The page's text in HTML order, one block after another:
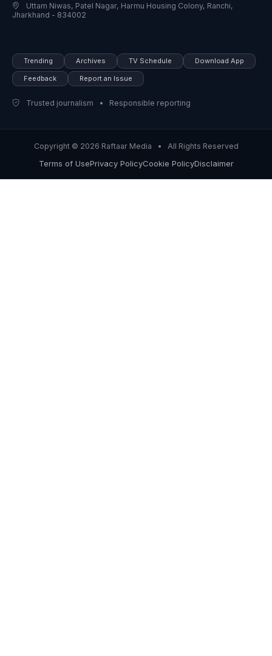
Uttam Niwas, Patel Nagar, Harmu Housing Colony, Ranchi,
Jharkhand - 834002
Trending Archives TV Schedule Download App
Feedback Report an Issue
Trusted journalism • Responsible reporting
Copyright © 2026 Raftaar Media • All Rights Reserved
Terms of UsePrivacy PolicyCookie PolicyDisclaimer